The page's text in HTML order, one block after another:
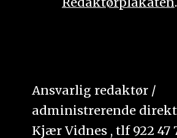
Ansvarlig redaktør /
administrerende
Kjær Vidnes , tlf 922 47